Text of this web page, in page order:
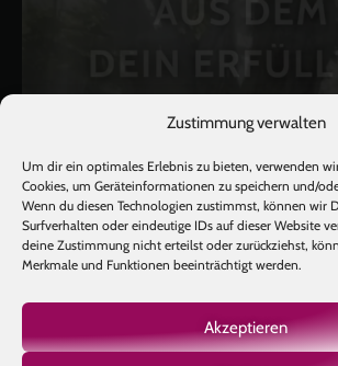
Zustimmung verwalten
Um dir ein optimales Erlebnis zu bieten, verwenden
Cookies, um Geräteinformationen zu speichern und/
Wenn du diesen Technologien zustimmst, können wir
Surfverhalten oder eindeutige IDs auf dieser Website
deine Zustimmung nicht erteilst oder zurückziehst,
Merkmale und Funktionen beeinträchtigt werden.
Akzeptieren